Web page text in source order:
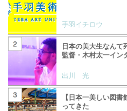
手羽イチロウ
日本の美大生なんて
監督・木村太一イン
出川 光
【日本一美しい図
ってきた